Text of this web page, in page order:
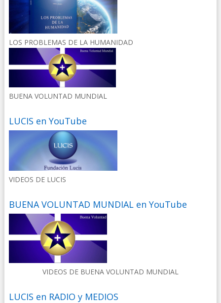
LOS PROBLEMAS DE LA HUMANIDAD
BUENA VOLUNTAD MUNDIAL
LUCIS en YouTube
VIDEOS DE LUCIS
BUENA VOLUNTAD MUNDIAL en YouTube
VIDEOS DE BUENA VOLUNTAD MUNDIAL
LUCIS en RADIO y MEDIOS